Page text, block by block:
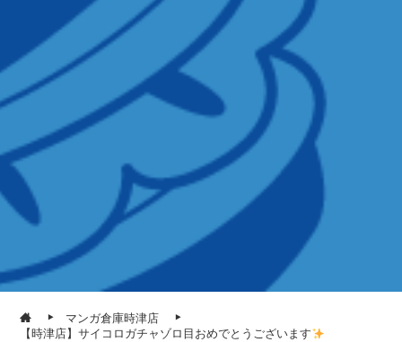
マンガ倉庫時津店
【時津店】サイコロガチャゾロ目おめでとうございます